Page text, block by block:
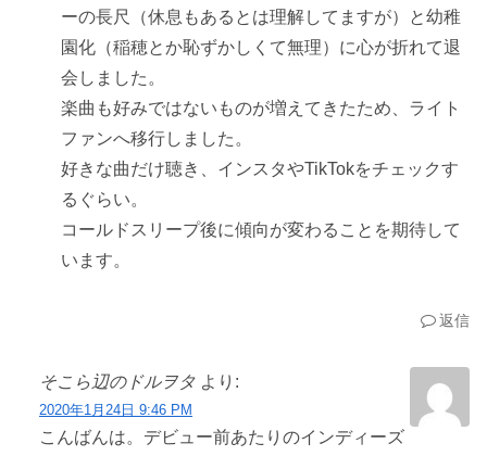
ーの長尺（休息もあるとは理解してますが）と幼稚
園化（稲穂とか恥ずかしくて無理）に心が折れて退
会しました。
楽曲も好みではないものが増えてきたため、ライト
ファンへ移行しました。
好きな曲だけ聴き、インスタやTikTokをチェックす
るぐらい。
コールドスリープ後に傾向が変わることを期待して
います。
返信
そこら辺のドルヲタ より:
2020年1月24日 9:46 PM
こんばんは。デビュー前あたりのインディーズ